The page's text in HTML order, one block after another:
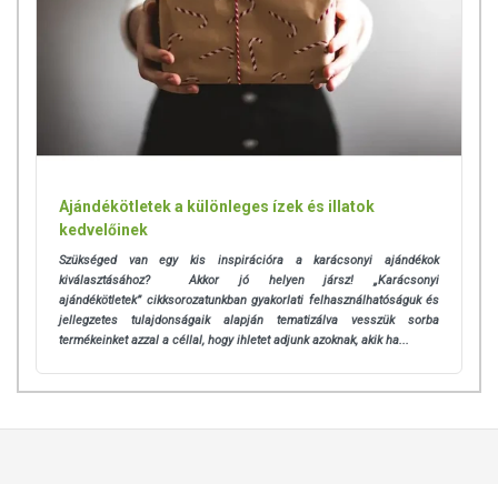
Ajándékötletek a különleges ízek és illatok
kedvelőinek
Szükséged van egy kis inspirációra a karácsonyi ajándékok
kiválasztásához? Akkor jó helyen jársz! „Karácsonyi
ajándékötletek” cikksorozatunkban gyakorlati felhasználhatóságuk és
jellegzetes tulajdonságaik alapján tematizálva vesszük sorba
termékeinket azzal a céllal, hogy ihletet adjunk azoknak, akik ha...